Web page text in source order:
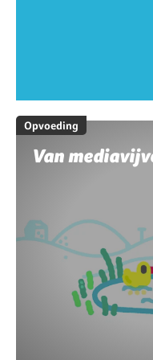
Opvoeding
Van